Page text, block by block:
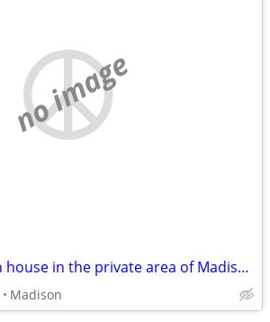
no image
3 bedroom 2 bath house in the private area of Madison, CT
Madison